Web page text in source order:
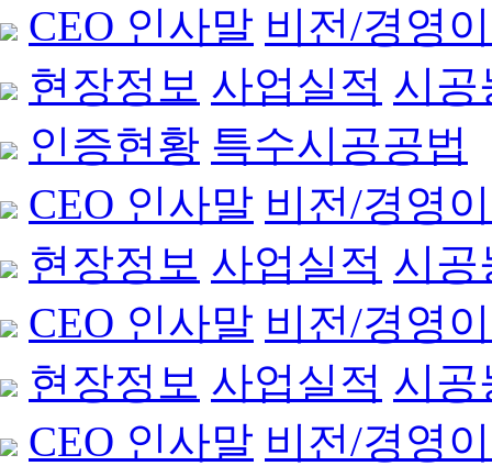
CEO 인사말 비전/경영
현장정보 사업실적 시공
인증현황 특수시공공법
CEO 인사말 비전/경영
현장정보 사업실적 시공
CEO 인사말 비전/경영
현장정보 사업실적 시공
CEO 인사말 비전/경영